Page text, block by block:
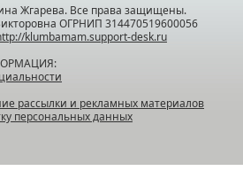
Жгарева. Все права защищены.
ОГРНИП 314470519600056
klumbamam.support-desk.ru
рассылки и рекламных материалов
персональных данных